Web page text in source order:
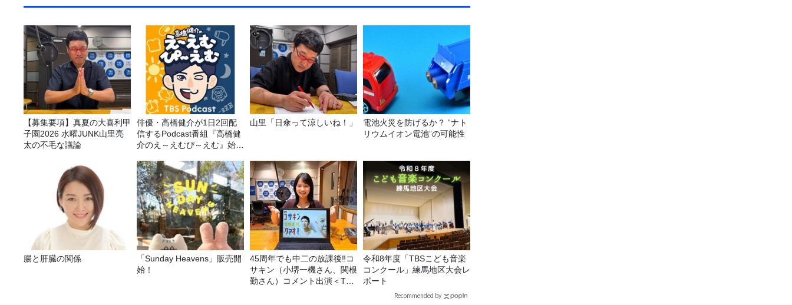
【募集要項】真夏の大喜利甲
子園2026 水曜JUNK山里亮
太の不毛な議論
俳優・高橋健介が1日2回配
信するPodcast番組『高橋健
介のえ～えむぴ～えむ』始ま
山里「日傘って涼しいね！」
電池火災を防げるか？ “ナト
リウムイオン電池”の可能性
腸と肝臓の関係
「Sunday Heavens」販売開
始！
45周年でも中二の放課後‼コ
サキン（小堺一機さん、関根
勤さん）コメント出演＜TBS
令和8年度「TBSこども音楽
コンクール」練馬地区大会レ
ポート
Recommended by